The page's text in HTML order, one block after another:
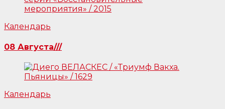
Календарь
08 Августа///
Календарь